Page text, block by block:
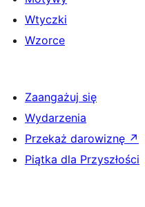
Wtyczki
Wzorce
Zaangażuj się
Wydarzenia
Przekaż darowiznę ↗
Piątka dla Przyszłości